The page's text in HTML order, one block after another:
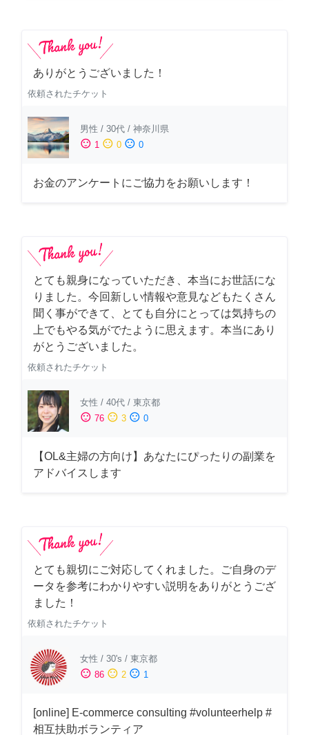
ありがとうございました！
依頼されたチケット
男性 / 30代 / 神奈川県
sentiment_satisfied 1 sentiment_neutral 0 sentiment_dissatisfied 0
お金のアンケートにご協力をお願いします！
とても親身になっていただき、本当にお世話にな
りました。今回新しい情報や意見などもたくさん
聞く事ができて、とても自分にとっては気持ちの
上でもやる気がでたように思えます。本当にあり
がとうございました。
依頼されたチケット
女性 / 40代 / 東京都
sentiment_satisfied 76 sentiment_neutral 3 sentiment_dissatisfied 0
【OL&主婦の方向け】あなたにぴったりの副業を
アドバイスします
とても親切にご対応してくれました。ご自身のデ
ータを参考にわかりやすい説明をありがとうござ
ました！
依頼されたチケット
女性 / 30's / 東京都
sentiment_satisfied 86 sentiment_neutral 2 sentiment_dissatisfied 1
[online] E-commerce consulting #volunteerhelp #
相互扶助ボランティア